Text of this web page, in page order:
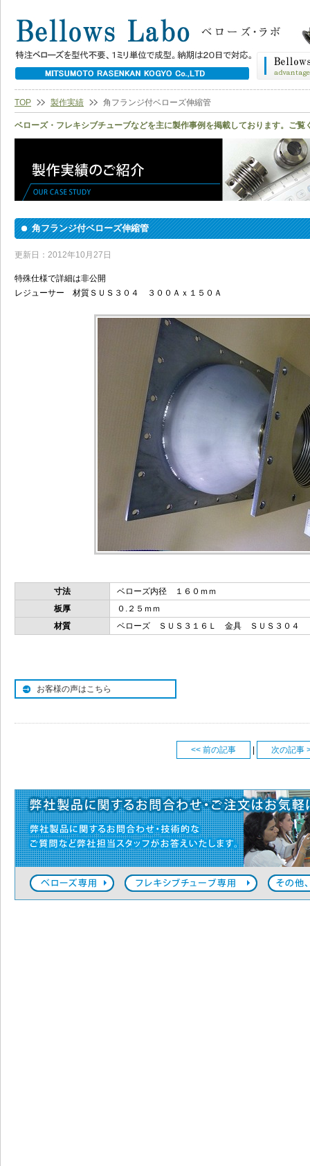
TOP 製作実績 角フランジ付ベローズ伸縮管
ベローズ・フレキシブチューブなどを主に製作事例を掲載しております。ご覧
角フランジ付ベローズ伸縮管
更新日：2012年10月27日
特殊仕様で詳細は非公開
レジューサー 材質ＳＵＳ３０４ ３００Ａｘ１５０Ａ
寸法
ベローズ内径 １６０ｍｍ
板厚
０.２５ｍｍ
材質
ベローズ ＳＵＳ３１６Ｌ 金具 ＳＵＳ３０４
お客様の声はこちら
<< 前の記事 次の記事